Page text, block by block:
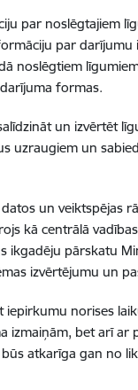
par noslēgtajiem
par darījumu
noslēgtiem
formas.
un izvērtēt
uzraugiem un
un veiktspējas
kā centrālā
ikgadēju pārskatu
izvērtējumu un
norises
izmaiņām, bet arī ar
atkarīga gan no